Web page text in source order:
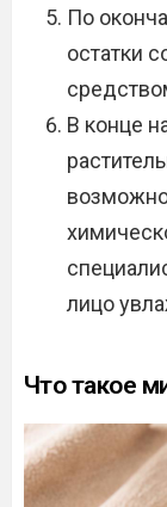
По
остатки
В конце
лицо
Что такое